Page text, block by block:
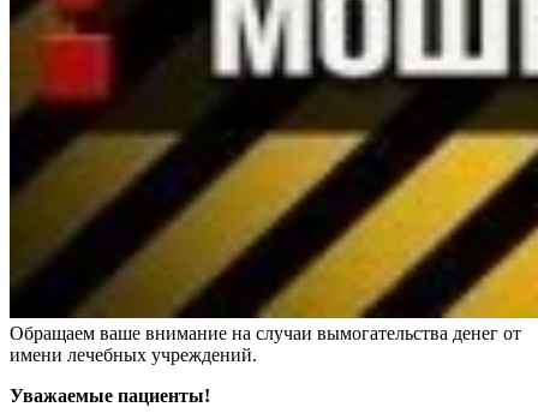
Обращаем ваше внимание на случаи вымогательства денег от
имени лечебных учреждений.
Уважаемые пациенты!